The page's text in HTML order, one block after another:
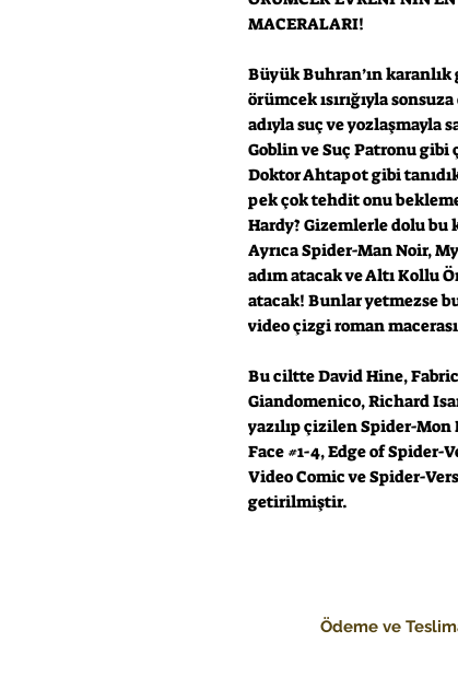
MACERALARI!
Büyük Buhran’ın
örümcek ısırığıyla
adıyla suç ve yozlaşmayla
Goblin ve Suç Patronu
Doktor Ahtapot gibi
pek çok tehdit onu
Hardy? Gizemlerle dolu bu
Ayrıca Spider-Man Noir,
adım atacak ve Altı Kollu
atacak! Bunlar yetmezse
video çizgi roman macerası
Bu ciltte David Hine,
Giandomenico, Richard
yazılıp çizilen Spider-
Face #1-4, Edge of Spider-
Video Comic ve Spider-
getirilmiştir.
Ödeme ve